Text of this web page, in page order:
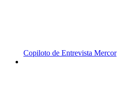
Copiloto de Entrevista Mercor